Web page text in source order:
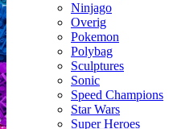
Ninjago
Overig
Pokemon
Polybag
Sculptures
Sonic
Speed Champions
Star Wars
Super Heroes